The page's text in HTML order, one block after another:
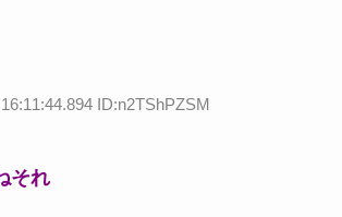
ID:n2TShPZSM
それ